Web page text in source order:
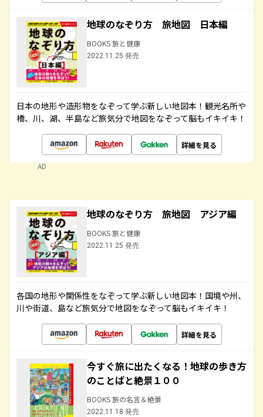
地球のなぞり方 旅地図 日本編
BOOKS 旅と健康
2022.11.25 発売
日本の地形や造形物をなぞって学ぶ新しい地図本！観光名所や
橋、川、湖、半島など旅気分で地図をなぞって脳もイキイキ！
詳細を見る
AD
地球のなぞり方 旅地図 アジア編
BOOKS 旅と健康
2022.11.25 発売
各国の地形や関係性をなぞって学ぶ新しい地図本！国境や州、
川や街道、島など旅気分で地図をなぞって脳もイキイキ！
詳細を見る
今すぐ旅に出たくなる！地球の歩き方
のことばと絶景１００
BOOKS 旅の名言＆絶景
2022.11.18 発売